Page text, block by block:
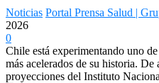
Noticias Portal Prensa Salud |
2026
0
Chile está experimentando uno
más acelerados de su historia.
proyecciones del Instituto